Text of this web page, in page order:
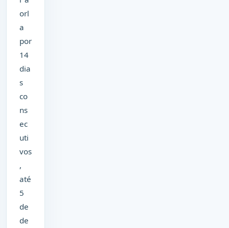
orl
a
por
14
dia
s
co
ns
ec
uti
vos
,
até
5
de
de